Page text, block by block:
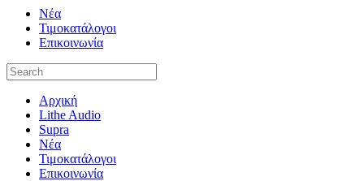
Νέα
Τιμοκατάλογοι
Επικοινωνία
Αρχική
Lithe Audio
Supra
Νέα
Τιμοκατάλογοι
Επικοινωνία